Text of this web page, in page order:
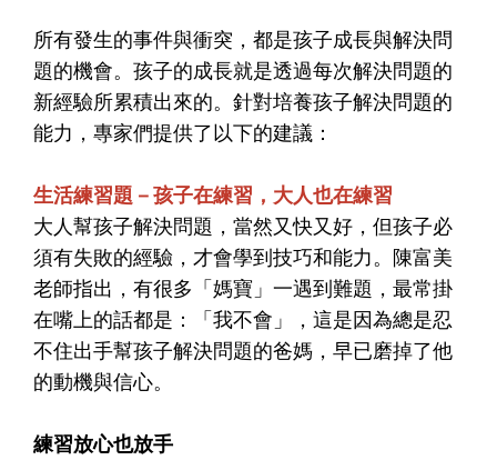
所有發生的事件與衝突，都是孩子成長與解決問
題的機會。孩子的成長就是透過每次解決問題的
新經驗所累積出來的。針對培養孩子解決問題的
能力，專家們提供了以下的建議：
生活練習題－孩子在練習，大人也在練習
大人幫孩子解決問題，當然又快又好，但孩子必
須有失敗的經驗，才會學到技巧和能力。陳富美
老師指出，有很多「媽寶」一遇到難題，最常掛
在嘴上的話都是：「我不會」，這是因為總是忍
不住出手幫孩子解決問題的爸媽，早已磨掉了他
的動機與信心。
練習放心也放手